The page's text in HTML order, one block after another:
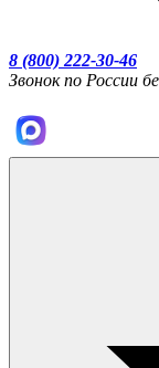
8 (800) 222-30-46
Звонок по России